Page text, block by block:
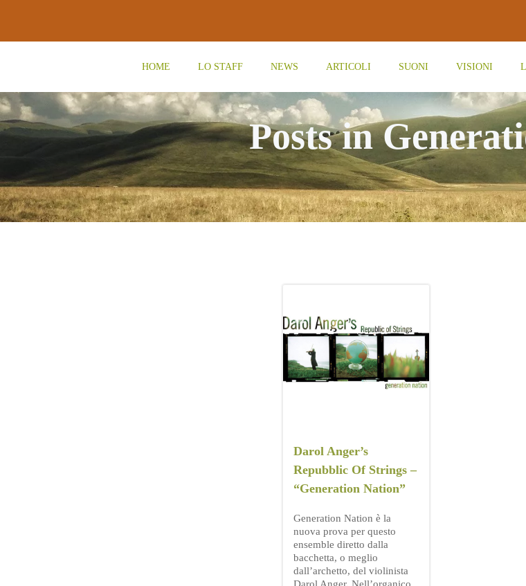
contenuto
HOME LO STAFF NEWS ARTICOLI SUONI VISIONI
Posts in
Darol Anger’s
Repubblic Of Strings –
“Generation Nation”
Generation Nation è la
nuova prova per questo
ensemble diretto dalla
bacchetta, o meglio
dall’archetto, del violinista